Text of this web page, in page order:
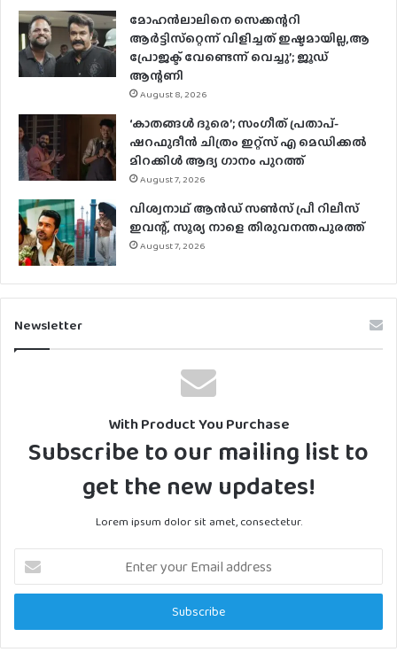
മോഹന്‍ലാലിനെ സെക്കന്ററി
ആര്‍ട്ടിസ്‌റ്റെന്ന് വിളിച്ചത് ഇഷ്ടമായില്ല,ആ
പ്രോജക്ട് വേണ്ടെന്ന് വെച്ചു’; ജൂഡ്
ആന്റണി
August 8, 2026
‘കാതങ്ങൾ ദൂരെ’; സംഗീത് പ്രതാപ്-
ഷറഫുദീൻ ചിത്രം ഇറ്റ്സ് എ മെഡിക്കൽ
മിറക്കിൾ ആദ്യ ഗാനം പുറത്ത്
August 7, 2026
വിശ്വനാഥ് ആന്‍ഡ് സണ്‍സ് പ്രീ റിലീസ്
ഇവന്റ്, സൂര്യ നാളെ തിരുവനന്തപുരത്ത്
August 7, 2026
Newsletter
With Product You Purchase
Subscribe to our mailing list to
get the new updates!
Lorem ipsum dolor sit amet, consectetur.
Enter
your
Email